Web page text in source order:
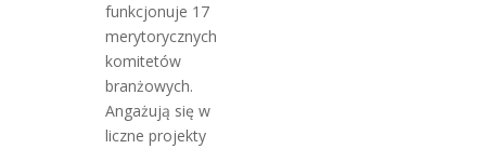
funkcjonuje 17
merytorycznych
komitetów
branżowych.
Angażują się w
liczne projekty